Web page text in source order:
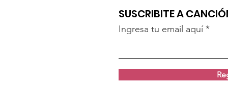
SUSCRIBITE A
Ingresa tu email aquí